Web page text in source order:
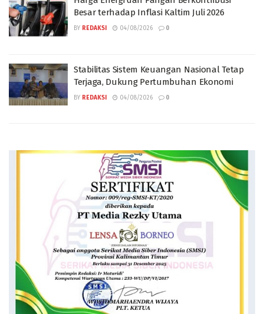
Besar terhadap Inflasi Kaltim Juli 2026
BY REDAKSI 04/08/2026 0
Stabilitas Sistem Keuangan Nasional Tetap
Terjaga, Dukung Pertumbuhan Ekonomi
BY REDAKSI 04/08/2026 0